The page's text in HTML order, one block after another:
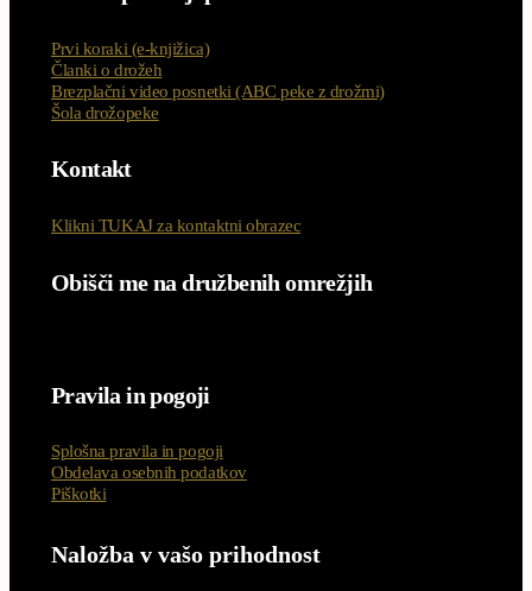
Prvi koraki (e-knjižica)
Članki o drožeh
Brezplačni video posnetki (ABC peke z drožmi)
Šola drožopeke
Kontakt
Klikni TUKAJ za kontaktni obrazec
Obišči me na družbenih omrežjih
Pravila in pogoji
Splošna pravila in pogoji
Obdelava osebnih podatkov
Piškotki
Naložba v vašo prihodnost